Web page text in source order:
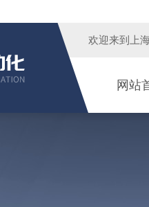
欢迎来到 上
网站